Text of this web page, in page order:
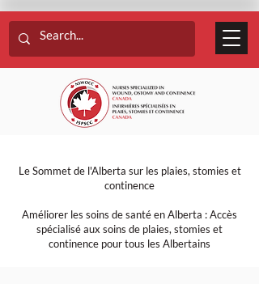
Le Sommet de l'Alberta sur les plaies, stomies et
continence
Améliorer les soins de santé en Alberta : Accès
spécialisé aux soins de plaies, stomies et
continence pour tous les Albertains